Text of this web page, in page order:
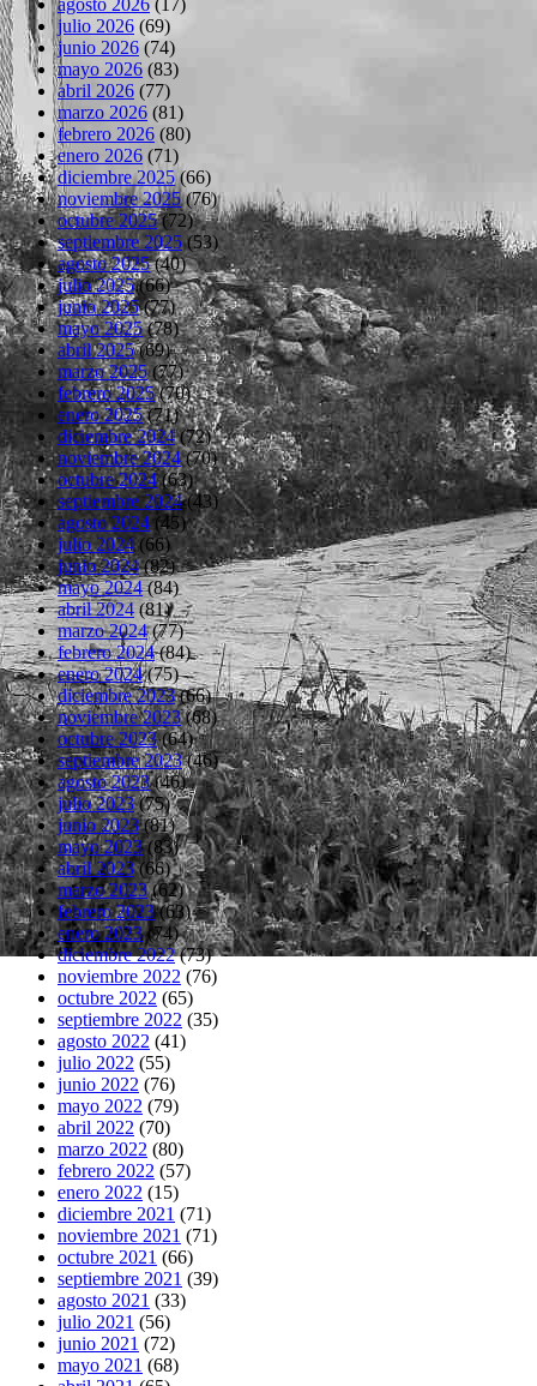
julio 2026 (69)
junio 2026 (74)
mayo 2026 (83)
abril 2026 (77)
marzo 2026 (81)
febrero 2026 (80)
enero 2026 (71)
diciembre 2025(66)
noviembre 2025(76)
octubre 2025(72)
septiembre 2025(53)
agosto 2025(40)
julio 2025(66)
junio 2025(77)
mayo 2025(78)
abril 2025(69)
marzo 2025(77)
febrero 2025(70)
enero 2025(71)
diciembre 2024(72)
noviembre 2024(70)
octubre 2024(63)
septiembre 2024(43)
agosto 2024 (45)
julio 2024(66)
junio 2024(82)
mayo 2024(84)
abril 2024(81)
marzo 2024(77)
febrero 2024(84)
enero 2024(75)
diciembre 2023(66)
noviembre 2023(68)
octubre 2023(64)
septiembre 2023(46)
agosto 2023(46)
julio 2023(75)
junio 2023(81)
mayo 2023(83)
abril 2023(66)
marzo 2023(62)
febrero 2023(63)
enero 2023(74)
diciembre 2022(73)
noviembre 2022 (76)
octubre 2022 (65)
septiembre 2022 (35)
agosto 2022 (41)
julio 2022 (55)
junio 2022 (76)
mayo 2022 (79)
abril 2022 (70)
marzo 2022 (80)
febrero 2022 (57)
enero 2022 (15)
diciembre 2021 (71)
noviembre 2021 (71)
octubre 2021 (66)
septiembre 2021 (39)
agosto 2021 (33)
julio 2021 (56)
junio 2021 (72)
mayo 2021 (68)